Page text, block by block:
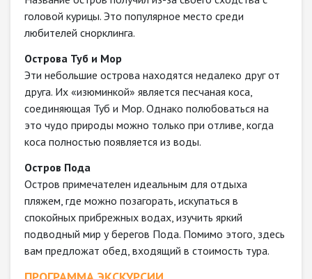
головой курицы. Это популярное место среди
любителей снорклинга.
Острова Туб и Мор
Эти небольшие острова находятся недалеко друг от
друга. Их «изюминкой» является песчаная коса,
соединяющая Туб и Мор. Однако полюбоваться на
это чудо природы можно только при отливе, когда
коса полностью появляется из воды.
Остров Пода
Остров примечателен идеальным для отдыха
пляжем, где можно позагорать, искупаться в
спокойных прибрежных водах, изучить яркий
подводный мир у берегов Пода. Помимо этого, здесь
вам предложат обед, входящий в стоимость тура.